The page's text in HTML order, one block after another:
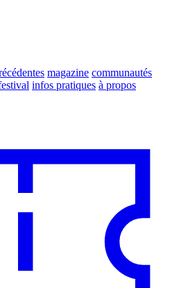
magazine communautés
infos pratiques à propos